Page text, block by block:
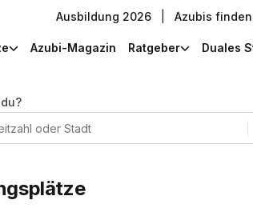
Ausbildung 2026 Azubis finden
Azubi-Magazin Ratgeber Duales